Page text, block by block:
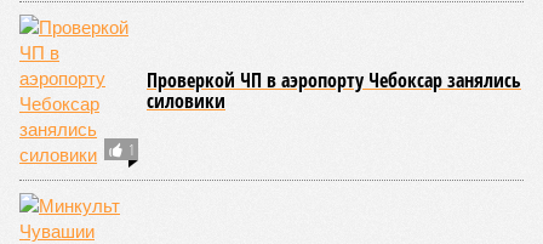
1
Проверкой ЧП в аэропорту Чебоксар занялись
силовики